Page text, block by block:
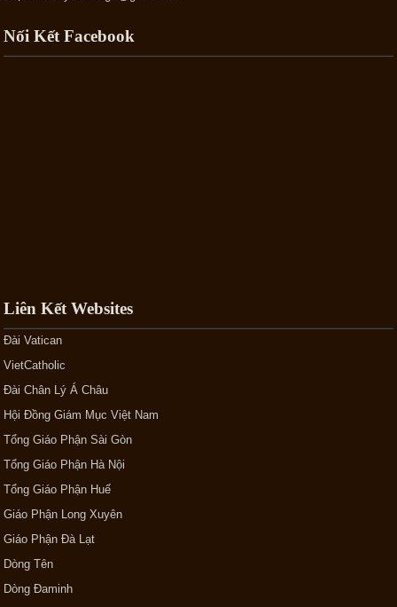
Nối Kết Facebook
Liên Kết Websites
Đài Vatican
VietCatholic
Đài Chân Lý Á Châu
Hội Đồng Giám Mục Việt Nam
Tổng Giáo Phận Sài Gòn
Tổng Giáo Phận Hà Nội
Tổng Giáo Phận Huế
Giáo Phận Long Xuyên
Giáo Phận Đà Lạt
Dòng Tên
Dòng Đaminh